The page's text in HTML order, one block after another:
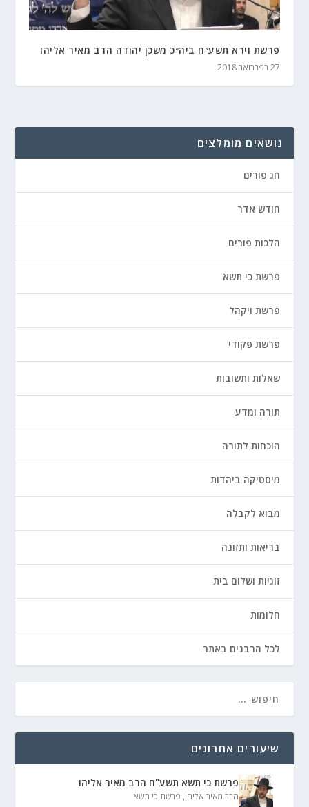
פרשת וירא תשע״ח ביה״כ משכן יהודה הרב מאיר אליהו
27 בפברואר 2018
נושאים מומלצים
חג פורים
חודש אדר
הלכות פורים
פרשת כי תשא
פרשת ויקהל
פרשת פקודי
שאלות ותשובות
תורה ומדע
הוכחות לתורה
מיסטיקה ביהדות
מבוא לקבלה
בריאות ותזונה
זוגיות ושלום בית
חלומות
לכל הרבנים באתר
שיעורים אחרונים
פרשת כי תשא תשע"ח הרב מאיר אליהו
הרב מאיר אליהו, פרשת כי תשא